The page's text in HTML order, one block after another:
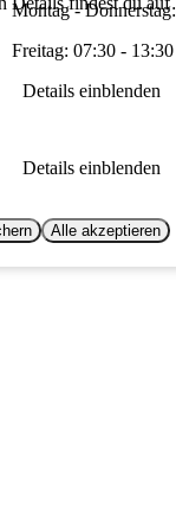
Details einblenden
Details einblenden
Alle akzeptieren
Montag -
Freitag: 07:30 - 13:30